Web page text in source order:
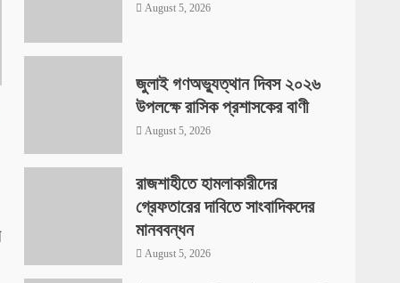
August 5, 2026
জুলাই গণঅভ্যুত্থান দিবস ২০২৬
উপলক্ষে রাসিক প্রশাসকের বাণী
August 5, 2026
রাজশাহীতে হামলাকারীদের
গ্রেফতারের দাবিতে সাংবাদিকদের
মানববন্ধন
August 5, 2026